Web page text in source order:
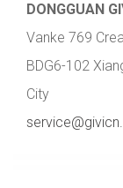
DONGGUAN
Vanke 769
BDG6-102
City